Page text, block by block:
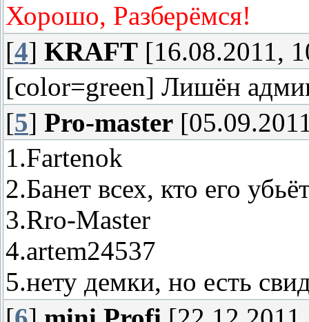
Хорошо, Разберёмся!
[4] KRAFT [16.08.2011,
[color=green] Лишён
[5] Pro-master
1.Fartenok
2.Банет всех, кто его
3.Rro-Master
4.artem24537
5.нету демки, но есть